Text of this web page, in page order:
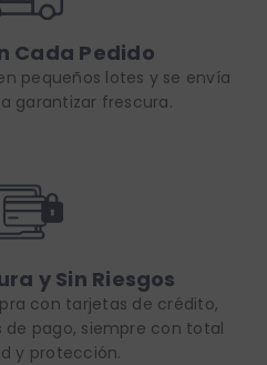
Cada Pedido
pequeños lotes y se envía
garantizar frescura.
y Sin Riesgos
con tarjetas de crédito,
de pago, siempre con total
y protección.